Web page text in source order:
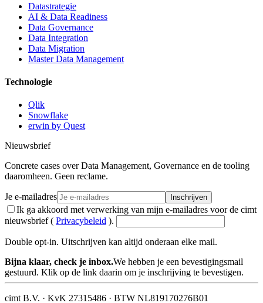
Datastrategie
AI & Data Readiness
Data Governance
Data Integration
Data Migration
Master Data Management
Technologie
Qlik
Snowflake
erwin by Quest
Nieuwsbrief
Concrete cases over Data Management, Governance en de tooling
daaromheen. Geen reclame.
Je e-mailadres Inschrijven
Ik ga akkoord met verwerking van mijn e-mailadres voor de cimt
nieuwsbrief ( Privacybeleid ).
Double opt-in. Uitschrijven kan altijd onderaan elke mail.
Bijna klaar, check je inbox.We hebben je een bevestigingsmail
gestuurd. Klik op de link daarin om je inschrijving te bevestigen.
cimt B.V. · KvK 27315486 · BTW NL819170276B01